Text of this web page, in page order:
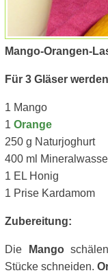
Mango-Orangen-
Für 3 Gläser
1 Mango
1 Orange
250 g Naturjoghurt
400 ml
1 EL Honig
1 Prise Kardamom
Zubereitung:
Die Mango
Stücke schneiden.